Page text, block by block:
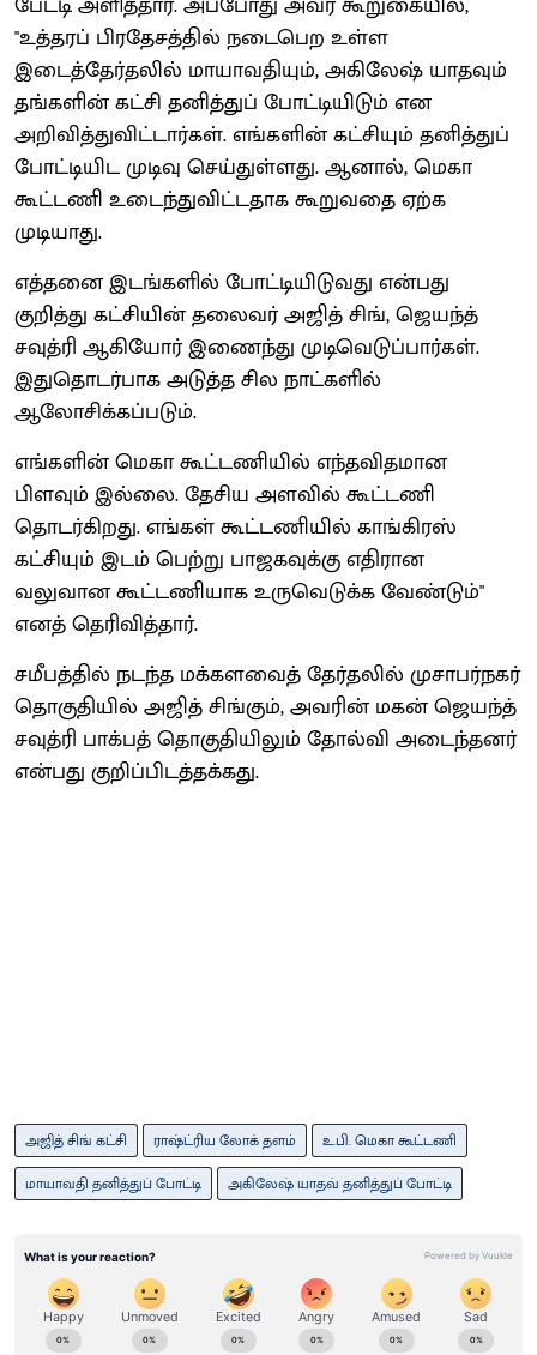
"உத்தரப் பிரதேசத்தில் நடைபெற உள்ள
இடைத்தேர்தலில் மாயாவதியும், அகிலேஷ் யாதவும்
தங்களின் கட்சி தனித்துப் போட்டியிடும் என
அறிவித்துவிட்டார்கள். எங்களின் கட்சியும் தனித்துப்
போட்டியிட முடிவு செய்துள்ளது. ஆனால், மெகா
கூட்டணி உடைந்துவிட்டதாக கூறுவதை ஏற்க
முடியாது.
எத்தனை இடங்களில் போட்டியிடுவது என்பது
குறித்து கட்சியின் தலைவர் அஜித் சிங், ஜெயந்த்
சவுத்ரி ஆகியோர் இணைந்து முடிவெடுப்பார்கள்.
இதுதொடர்பாக அடுத்த சில நாட்களில்
ஆலோசிக்கப்படும்.
எங்களின் மெகா கூட்டணியில் எந்தவிதமான
பிளவும் இல்லை. தேசிய அளவில் கூட்டணி
தொடர்கிறது. எங்கள் கூட்டணியில் காங்கிரஸ்
கட்சியும் இடம் பெற்று பாஜகவுக்கு எதிரான
வலுவான கூட்டணியாக உருவெடுக்க வேண்டும்"
எனத் தெரிவித்தார்.
சமீபத்தில் நடந்த மக்களவைத் தேர்தலில் முசாபர்நகர்
தொகுதியில் அஜித் சிங்கும், அவரின் மகன் ஜெயந்த்
சவுத்ரி பாக்பத் தொகுதியிலும் தோல்வி அடைந்தனர்
என்பது குறிப்பிடத்தக்கது.
அஜித் சிங் கட்சி ராஷ்ட்ரிய லோக் தளம்
உ.பி. மெகா கூட்டணி
மாயாவதி தனித்துப் போட்டி
அகிலேஷ் யாதவ் தனித்துப் போட்டி